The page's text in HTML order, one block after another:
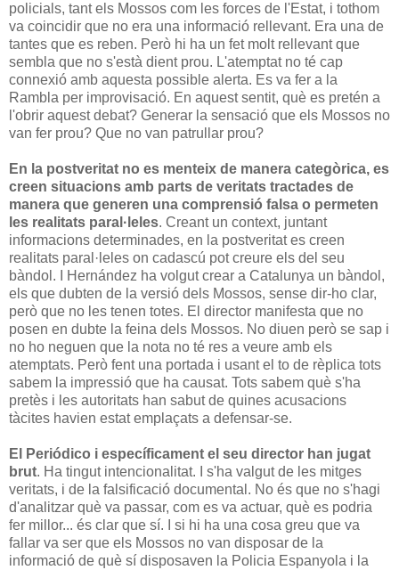
policials, tant els Mossos com les forces de l'Estat, i tothom
va coincidir que no era una informació rellevant. Era una de
tantes que es reben. Però hi ha un fet molt rellevant que
sembla que no s'està dient prou. L'atemptat no té cap
connexió amb aquesta possible alerta. Es va fer a la
Rambla per improvisació. En aquest sentit, què es pretén a
l'obrir aquest debat? Generar la sensació que els Mossos no
van fer prou? Que no van patrullar prou?
En la postveritat no es menteix de manera categòrica, es
creen situacions amb parts de veritats tractades de
manera que generen una comprensió falsa o permeten
les realitats paral·leles. Creant un context, juntant
informacions determinades, en la postveritat es creen
realitats paral·leles on cadascú pot creure els del seu
bàndol. I Hernández ha volgut crear a Catalunya un bàndol,
els que dubten de la versió dels Mossos, sense dir-ho clar,
però que no les tenen totes. El director manifesta que no
posen en dubte la feina dels Mossos. No diuen però se sap i
no ho neguen que la nota no té res a veure amb els
atemptats. Però fent una portada i usant el to de rèplica tots
sabem la impressió que ha causat. Tots sabem què s'ha
pretès i les autoritats han sabut de quines acusacions
tàcites havien estat emplaçats a defensar-se.
El Periódico i específicament el seu director han jugat
brut. Ha tingut intencionalitat. I s'ha valgut de les mitges
veritats, i de la falsificació documental. No és que no s'hagi
d'analitzar què va passar, com es va actuar, què es podria
fer millor... és clar que sí. I si hi ha una cosa greu que va
fallar va ser que els Mossos no van disposar de la
informació de què sí disposaven la Policia Espanyola i la